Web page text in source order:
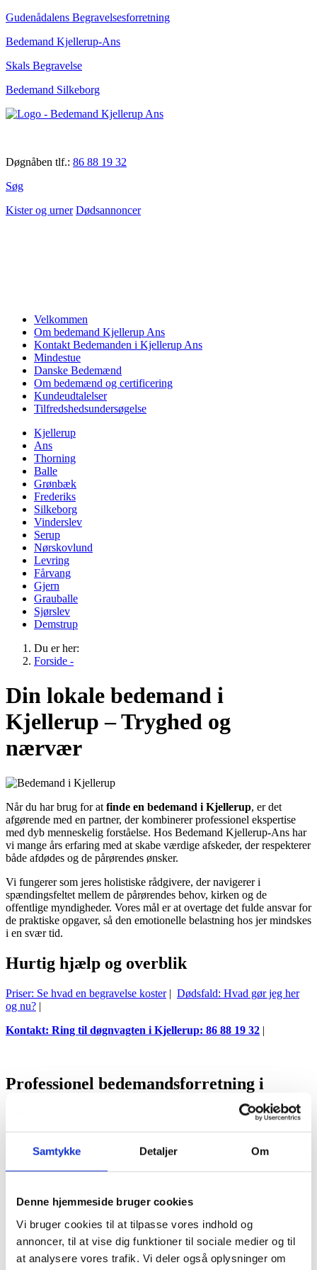
Samtykke Detaljer Om
Denne hjemmeside bruger cookies
Vi bruger cookies til at tilpasse vores indhold og
annoncer, til at vise dig funktioner til sociale medier og til
at analysere vores trafik. Vi deler også oplysninger om
Gudenådalens Begravelsesforretning
Bedemand Kjellerup-Ans
Skals Begravelse
Bedemand Silkeborg
Døgnåben tlf.: 86 88 19 32
Søg
Kister og urner Dødsannoncer
Velkommen
Om bedemand Kjellerup Ans
Kontakt Bedemanden i Kjellerup Ans
Mindestue
Danske Bedemænd
Om bedemænd og certificering
Kundeudtalelser
Tilfredshedsundersøgelse
Kjellerup
Ans
Thorning
Balle
Grønbæk
Frederiks
Silkeborg
Vinderslev
Serup
Nørskovlund
Levring
Fårvang
Gjern
Grauballe
Sjørslev
Demstrup
Du er her:
Forside -
Din lokale bedemand i
Kjellerup – Tryghed og
nærvær
Når du har brug for at finde en bedemand i Kjellerup, er det
afgørende med en partner, der kombinerer professionel ekspertise
med dyb menneskelig forståelse. Hos Bedemand Kjellerup-Ans har
vi mange års erfaring med at skabe værdige afskeder, der respekterer
både afdødes og de pårørendes ønsker.
Vi fungerer som jeres holistiske rådgivere, der navigerer i
spændingsfeltet mellem de pårørendes behov, kirken og de
offentlige myndigheder. Vores mål er at overtage det fulde ansvar for
de praktiske opgaver, så den emotionelle belastning hos jer mindskes
i en svær tid.
Hurtig hjælp og overblik
Priser: Se hvad en begravelse koster| Dødsfald: Hvad gør jeg her
og nu? |
Kontakt: Ring til døgnvagten i Kjellerup: 86 88 19 32 |
Professionel bedemandsforretning i
Kjellerup med døgnvagt
Som din lokale bedemand ved vi, at behovet for hjælp ikke kender
til kontortider. Derfor er vi en bedemandsforretning i Kjellerup med
en døgnbemandet telefonvagt, der sikrer jer øjeblikkelig vejledning
og ro i maven, når dødsfaldet indtræffer.
Lokal ekspertise
: Vi har et indgående kendskab til de lokale
sogne- og kirkegårde i og omkring Kjellerup, herunder
Levring og Vinderslev.
Fast kontaktperson: I får en personlig bedemand, som sikrer
kontinuitet og en fast relation gennem hele forløbet.